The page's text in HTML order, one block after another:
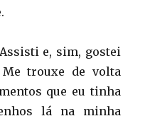
e, sim, gostei
trouxe de volta
que eu tinha
lá na minha